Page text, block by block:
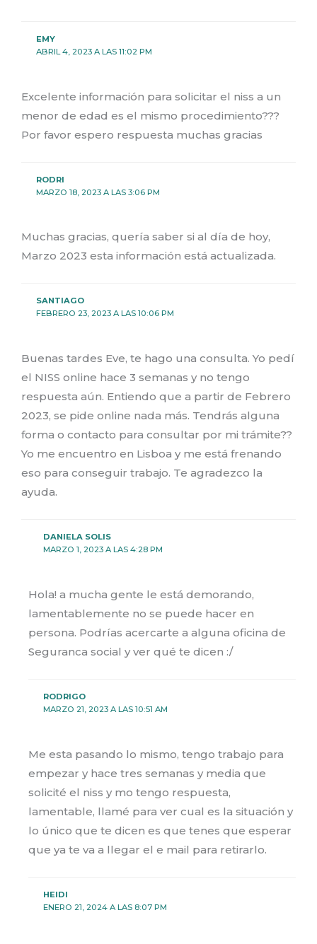
EMY
ABRIL 4, 2023 A LAS 11:02 PM
Excelente información para solicitar el niss a un
menor de edad es el mismo procedimiento???
Por favor espero respuesta muchas gracias
RODRI
MARZO 18, 2023 A LAS 3:06 PM
Muchas gracias, quería saber si al día de hoy,
Marzo 2023 esta información está actualizada.
SANTIAGO
FEBRERO 23, 2023 A LAS 10:06 PM
Buenas tardes Eve, te hago una consulta. Yo pedí
el NISS online hace 3 semanas y no tengo
respuesta aún. Entiendo que a partir de Febrero
2023, se pide online nada más. Tendrás alguna
forma o contacto para consultar por mi trámite??
Yo me encuentro en Lisboa y me está frenando
eso para conseguir trabajo. Te agradezco la
ayuda.
DANIELA SOLIS
MARZO 1, 2023 A LAS 4:28 PM
Hola! a mucha gente le está demorando,
lamentablemente no se puede hacer en
persona. Podrías acercarte a alguna oficina de
Seguranca social y ver qué te dicen :/
RODRIGO
MARZO 21, 2023 A LAS 10:51 AM
Me esta pasando lo mismo, tengo trabajo para
empezar y hace tres semanas y media que
solicité el niss y mo tengo respuesta,
lamentable, llamé para ver cual es la situación y
lo único que te dicen es que tenes que esperar
que ya te va a llegar el e mail para retirarlo.
HEIDI
ENERO 21, 2024 A LAS 8:07 PM